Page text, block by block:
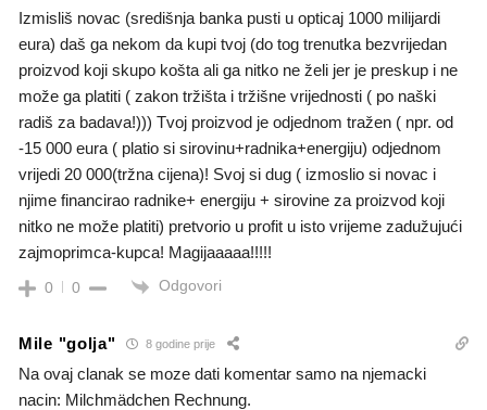
Izmisliš novac (središnja banka pusti u opticaj 1000 milijardi
eura) daš ga nekom da kupi tvoj (do tog trenutka bezvrijedan
proizvod koji skupo košta ali ga nitko ne želi jer je preskup i ne
može ga platiti ( zakon tržišta i tržišne vrijednosti ( po naški
radiš za badava!))) Tvoj proizvod je odjednom tražen ( npr. od
-15 000 eura ( platio si sirovinu+radnika+energiju) odjednom
vrijedi 20 000(tržna cijena)! Svoj si dug ( izmoslio si novac i
njime financirao radnike+ energiju + sirovine za proizvod koji
nitko ne može platiti) pretvorio u profit u isto vrijeme zadužujući
zajmoprimca-kupca! Magijaaaaa!!!!!
0 0 Odgovori
Mile "golja" 8 godine prije
Na ovaj clanak se moze dati komentar samo na njemacki
nacin: Milchmädchen Rechnung.